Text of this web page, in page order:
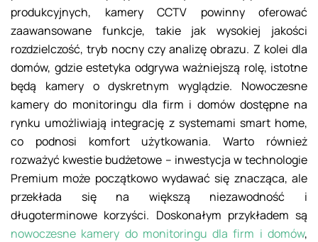
produkcyjnych, kamery CCTV powinny oferować
zaawansowane funkcje, takie jak wysokiej jakości
rozdzielczość, tryb nocny czy analizę obrazu. Z kolei dla
domów, gdzie estetyka odgrywa ważniejszą rolę, istotne
będą kamery o dyskretnym wyglądzie. Nowoczesne
kamery do monitoringu dla firm i domów dostępne na
rynku umożliwiają integrację z systemami smart home,
co podnosi komfort użytkowania. Warto również
rozważyć kwestie budżetowe – inwestycja w technologie
Premium może początkowo wydawać się znacząca, ale
przekłada się na większą niezawodność i
długoterminowe korzyści. Doskonałym przykładem są
nowoczesne kamery do monitoringu dla firm i domów,